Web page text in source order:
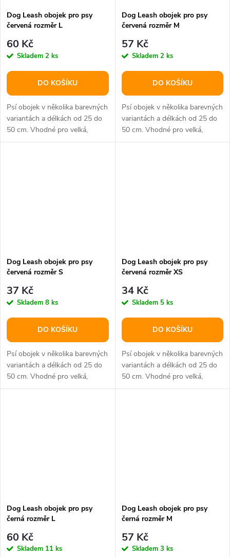
Dog Leash obojek pro psy
červená rozměr L
60 Kč
Skladem 2 ks
DO KOŠÍKU
Psí obojek v několika barevných
variantách a délkách od 25 do
50 cm. Vhodné pro velká,
střední i malá plemena psů.
Dog Leash obojek pro psy
červená rozměr M
57 Kč
Skladem 2 ks
DO KOŠÍKU
Psí obojek v několika barevných
variantách a délkách od 25 do
50 cm. Vhodné pro velká,
střední i malá plemena psů.
Dog Leash obojek pro psy
červená rozměr S
37 Kč
Skladem 8 ks
DO KOŠÍKU
Psí obojek v několika barevných
variantách a délkách od 25 do
50 cm. Vhodné pro velká,
střední i malá plemena psů.
Dog Leash obojek pro psy
červená rozměr XS
34 Kč
Skladem 5 ks
DO KOŠÍKU
Psí obojek v několika barevných
variantách a délkách od 25 do
50 cm. Vhodné pro velká,
střední i malá plemena psů.
Dog Leash obojek pro psy
černá rozměr L
60 Kč
Skladem 11 ks
Dog Leash obojek pro psy
černá rozměr M
57 Kč
Skladem 3 ks